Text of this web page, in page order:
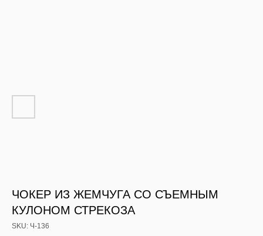
ЧОКЕР ИЗ ЖЕМЧУГА СО СЪЕМНЫМ
КУЛОНОМ СТРЕКОЗА
SKU: Ч-136